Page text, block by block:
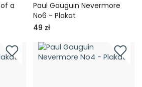
a
Paul Gauguin Nevermore
No6 - Plakat
49 zł